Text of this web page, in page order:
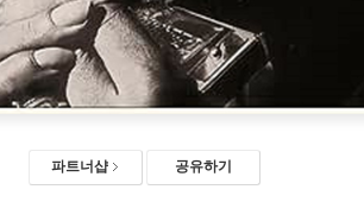
파트너샵 공유하기